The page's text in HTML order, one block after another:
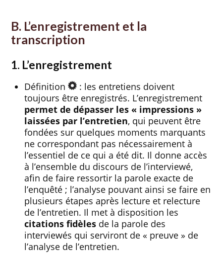
B. L’enregistrement et la
transcription
1. L’enregistrement
Définition
: les entretiens doivent
toujours être enregistrés. L’enregistrement
permet de dépasser les « impressions »
laissées par l’entretien, qui peuvent être
fondées sur quelques moments marquants
ne correspondant pas nécessairement à
l’essentiel de ce qui a été dit. Il donne accès
à l’ensemble du discours de l’interviewé,
afin de faire ressortir la parole exacte de
l’enquêté ; l’analyse pouvant ainsi se faire en
plusieurs étapes après lecture et relecture
de l’entretien. Il met à disposition les
citations fidèles de la parole des
interviewés qui serviront de « preuve » de
l’analyse de l’entretien.